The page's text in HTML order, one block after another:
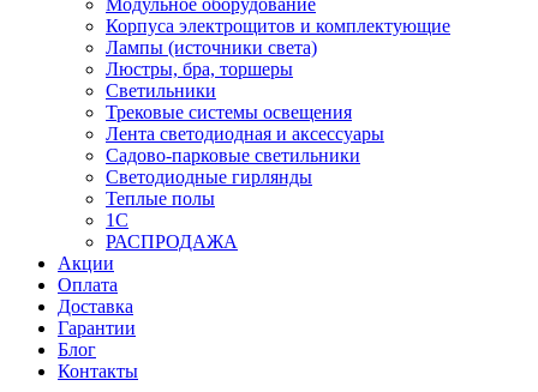
Модульное оборудование
Корпуса электрощитов и комплектующие
Лампы (источники света)
Люстры, бра, торшеры
Светильники
Трековые системы освещения
Лента светодиодная и аксессуары
Садово-парковые светильники
Светодиодные гирлянды
Теплые полы
1С
РАСПРОДАЖА
Акции
Оплата
Доставка
Гарантии
Блог
Контакты